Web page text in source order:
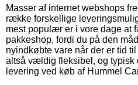
Masser af internet webshops
række forskellige
mest populær er i vore dage at
pakkeshop, fordi du på den
nyindkøbte vare når der er tid
altså vældig fleksibel, og typisk
levering ved køb af Hummel